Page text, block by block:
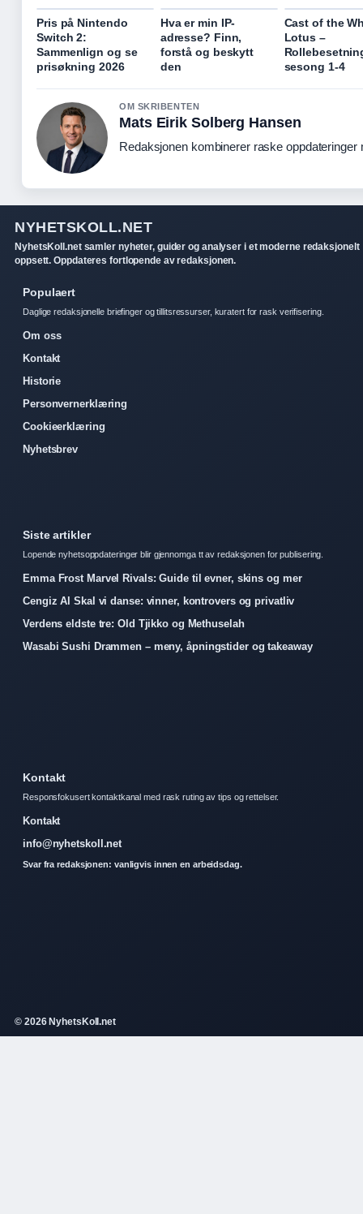
Pris på Nintendo
Switch 2:
Sammenlign og se
prisøkning 2026
Hva er min IP-
adresse? Finn,
forstå og beskytt
den
Cast of the
Lotus –
sesong 1-4
OM SKRIBENTEN
Mats Eirik Solberg Hansen
Redaksjonen kombinerer raske oppdateringer
NYHETSKOLL.NET
NyhetsKoll.net samler nyheter, guider og analyser i et moderne redaksjonelt
oppsett. Oppdateres fortlopende av redaksjonen.
Populaert
Daglige redaksjonelle briefinger og tillitsressurser, kuratert for rask verifisering.
Om oss
Kontakt
Historie
Personvernerklæring
Cookieerklæring
Nyhetsbrev
Siste artikler
Lopende nyhetsoppdateringer blir gjennomga tt av redaksjonen for publisering.
Emma Frost Marvel Rivals: Guide til evner, skins og mer
Cengiz Al Skal vi danse: vinner, kontrovers og privatliv
Verdens eldste tre: Old Tjikko og Methuselah
Wasabi Sushi Drammen – meny, åpningstider og takeaway
Kontakt
Responsfokusert kontaktkanal med rask ruting av tips og rettelser.
Kontakt
info@nyhetskoll.net
Svar fra redaksjonen: vanligvis innen en arbeidsdag.
© 2026 NyhetsKoll.net